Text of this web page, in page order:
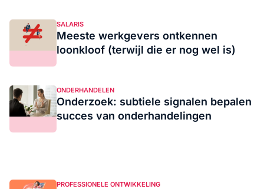
SALARIS
Meeste werkgevers ontkennen
loonkloof (terwijl die er nog wel is)
ONDERHANDELEN
Onderzoek: subtiele signalen bepalen
succes van onderhandelingen
PROFESSIONELE ONTWIKKELING